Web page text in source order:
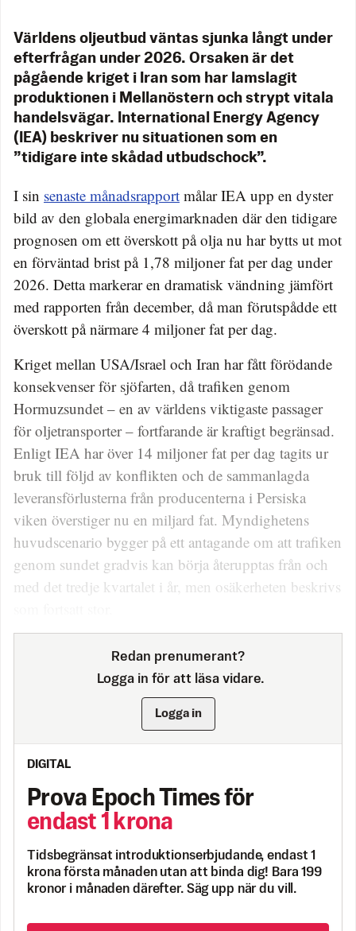
Världens oljeutbud väntas sjunka långt under
efterfrågan under 2026. Orsaken är det
pågående kriget i Iran som har lamslagit
produktionen i Mellanöstern och strypt vitala
handelsvägar. International Energy Agency
(IEA) beskriver nu situationen som en
”tidigare inte skådad utbudschock”.
I sin senaste månadsrapport målar IEA upp en dyster
bild av den globala energimarknaden där den tidigare
prognosen om ett överskott på olja nu har bytts ut mot
en förväntad brist på 1,78 miljoner fat per dag under
2026. Detta markerar en dramatisk vändning jämfört
med rapporten från december, då man förutspådde ett
överskott på närmare 4 miljoner fat per dag.
Kriget mellan USA/Israel och Iran har fått förödande
konsekvenser för sjöfarten, då trafiken genom
Hormuzsundet – en av världens viktigaste passager
för oljetransporter – fortfarande är kraftigt begränsad.
Enligt IEA har över 14 miljoner fat per dag tagits ur
bruk till följd av konflikten och de sammanlagda
leveransförlusterna från producenterna i Persiska
viken överstiger nu en miljard fat. Myndighetens
huvudscenario bygger på ett antagande om att trafiken
genom sundet gradvis kan börja återupptas från och
med det tredje kvartalet i år, men osäkerheten beskrivs
Redan prenumerant?
Logga in för att läsa vidare.
Logga in
DIGITAL
Prova Epoch Times för
endast 1 krona
Tidsbegränsat introduktionserbjudande, endast 1
krona första månaden utan att binda dig! Bara 199
kronor i månaden därefter. Säg upp när du vill.